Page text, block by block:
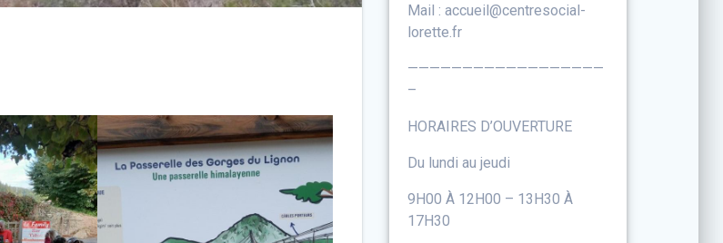
Mail : accueil@centresocial-
lorette.fr
——————————————————
–
HORAIRES D’OUVERTURE
Du lundi au jeudi
9H00 À 12H00 – 13H30 À
17H30